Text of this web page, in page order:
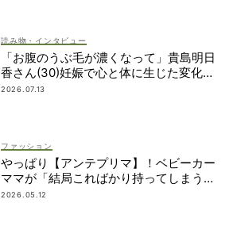
読み物・インタビュー
「お腹のうぶ毛が濃くなって」貴島明日
香さん(30)妊娠で心と体に生じた変化も
「愛しいです」
2026.07.13
ファッション
やっぱり【アンテプリマ】！ベビーカー
ママが「結局こればかり持ってしまう」
納得の理由
2026.05.12